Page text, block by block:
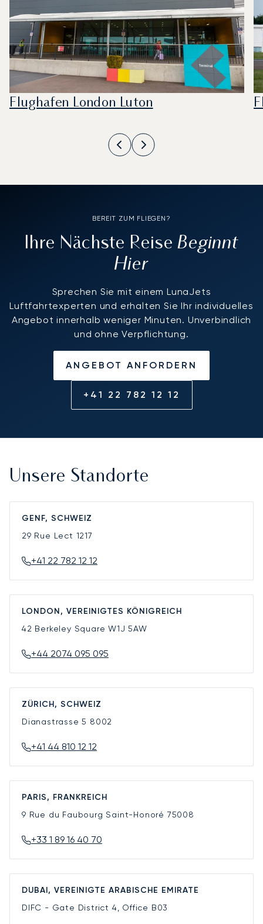
Flughafen London Luton
BEREIT ZUM FLIEGEN?
Ihre Nächste ReiseBeginnt
Hier
Sprechen Sie mit einem LunaJets
Luftfahrtexperten und erhalten Sie Ihr individuelles
Angebot innerhalb weniger Minuten. Unverbindlich
und ohne Verpflichtung.
ANGEBOT ANFORDERN
+41 22 782 12 12
Unsere Standorte
GENF, SCHWEIZ
29 Rue Lect 1217
+41 22 782 12 12
LONDON, VEREINIGTES KÖNIGREICH
42 Berkeley SquareW1J 5AW
+44 2074 095 095
ZÜRICH, SCHWEIZ
Dianastrasse 5 8002
+41 44 810 12 12
PARIS, FRANKREICH
9 Rue du Faubourg Saint-Honoré 75008
+33 1 89 16 40 70
DUBAI, VEREINIGTE ARABISCHE EMIRATE
DIFC - Gate District 4, Office B03